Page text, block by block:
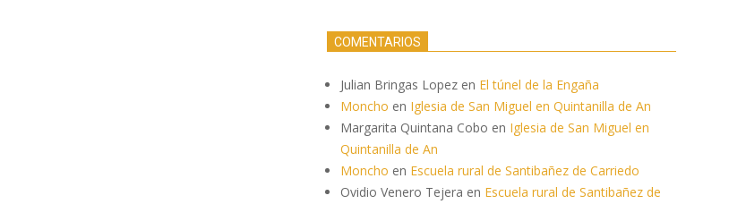
COMENTARIOS
Julian Bringas Lopez en El túnel de la Engaña
Moncho en Iglesia de San Miguel en Quintanilla de An
Margarita Quintana Cobo en Iglesia de San Miguel en
Quintanilla de An
Moncho en Escuela rural de Santibañez de Carriedo
Ovidio Venero Tejera en Escuela rural de Santibañez de